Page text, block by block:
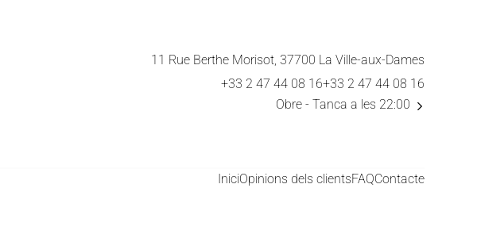
11 Rue Berthe Morisot, 37700 La Ville-aux-Dames
+33 2 47 44 08 16+33 2 47 44 08 16
Obre - Tanca a les 22:00
IniciOpinions dels clientsFAQContacte